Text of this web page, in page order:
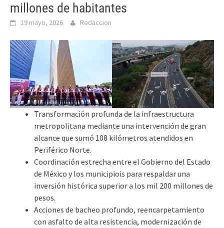
millones de habitantes
19 mayo, 2026 Redaccion
Transformación profunda de la infraestructura
metropolitana mediante una intervención de gran
alcance que sumó 108 kilómetros atendidos en
Periférico Norte.
Coordinación estrecha entre el Gobierno del Estado
de México y los municipiois para respaldar una
inversión histórica superior a los mil 200 millones de
pesos.
Acciones de bacheo profundo, reencarpetamiento
con asfalto de alta resistencia, modernización de